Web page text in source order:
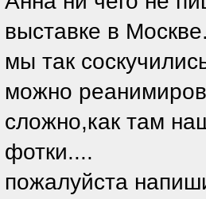
выставке в
мы так
можно
сложно,как там
фотки....
пожалуйста